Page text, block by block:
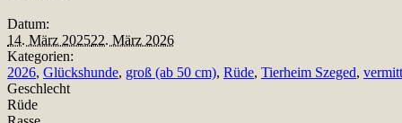
Datum:
14. März 202522. März 2026
Kategorien:
2026, Glückshunde, groß (ab 50 cm), Rüde, Tierheim Szeged,
Geschlecht
Rüde